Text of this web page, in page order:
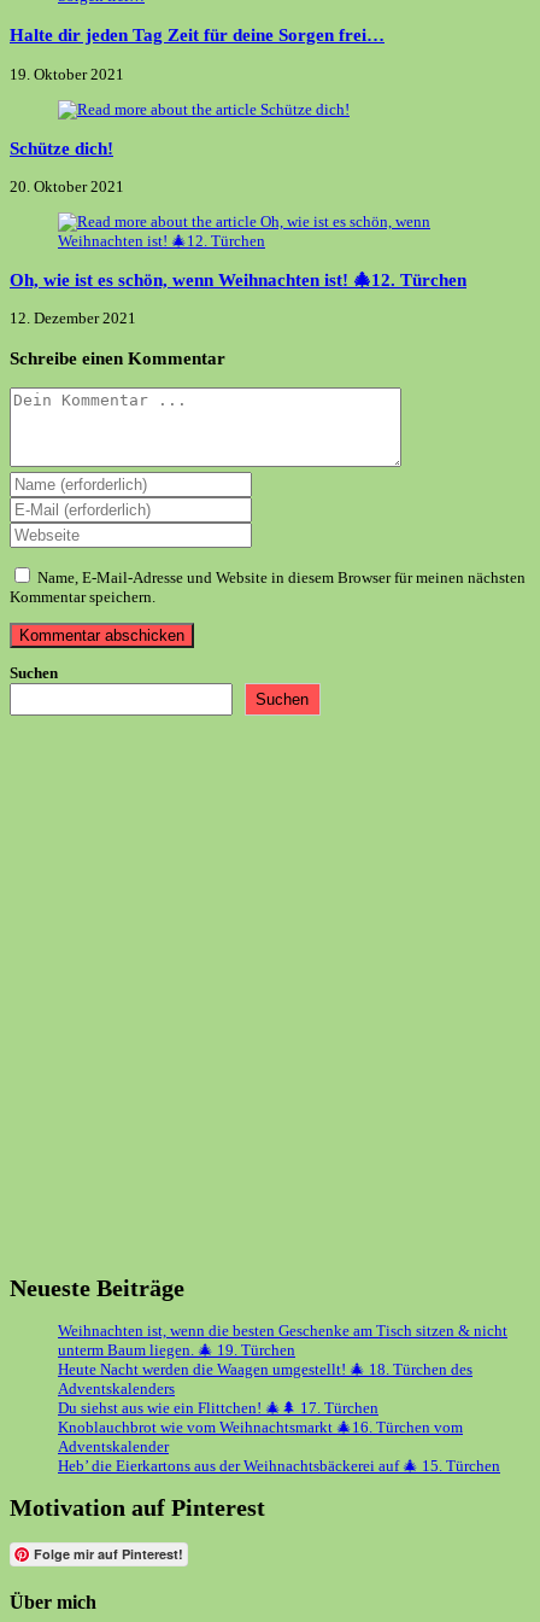
Halte dir jeden Tag Zeit für deine Sorgen frei…
19. Oktober 2021
Schütze dich!
20. Oktober 2021
Oh, wie ist es schön, wenn Weihnachten ist! 🎄12. Türchen
12. Dezember 2021
Schreibe einen Kommentar
Kommentieren
Gib
deinen
Namen
oder
zum
Kommentieren
Gib
deine
E-
Adresse
zum
Kommentieren
ein
Gib
deine
Website-
URL
ein
(optional)
Name, E-Mail-Adresse und Website in diesem Browser für meinen nächsten
Kommentar speichern.
Suchen
Suchen
Neueste Beiträge
Weihnachten ist, wenn die besten Geschenke am Tisch sitzen & nicht
unterm Baum liegen. 🎄 19. Türchen
Heute Nacht werden die Waagen umgestellt! 🎄 18. Türchen des
Adventskalenders
Du siehst aus wie ein Flittchen! 🎄🌲 17. Türchen
Knoblauchbrot wie vom Weihnachtsmarkt 🎄16. Türchen vom
Adventskalender
Heb’ die Eierkartons aus der Weihnachtsbäckerei auf 🎄 15. Türchen
Motivation auf Pinterest
Folge mir auf Pinterest!
Über mich